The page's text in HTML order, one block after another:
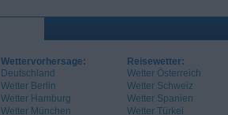
Wettervorhersage:
Deutschland
Wetter Berlin
Wetter Hamburg
Wetter München
Reisewetter:
Wetter Österreich
Wetter Schweiz
Wetter Spanien
Wetter Türkei